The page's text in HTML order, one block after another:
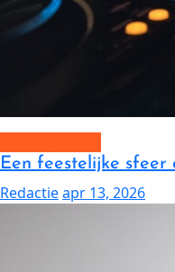
Een feestelijke sfeer
Redactieapr 13, 2026